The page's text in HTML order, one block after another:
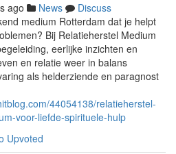
ago News
Discuss
medium Rotterdam dat je helpt
Bij Relatieherstel Medium
eerlijke inzichten en
en relatie weer in balans
als helderziende en paragnost
44054138/relatieherstel-
voor-liefde-spirituele-hulp
Upvoted